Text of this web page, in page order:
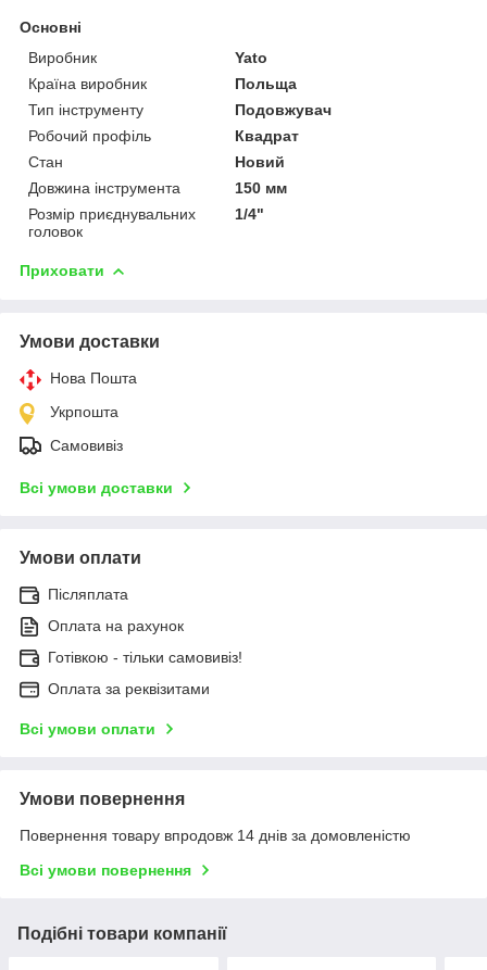
Основні
Виробник
Yato
Країна виробник
Польща
Тип інструменту
Подовжувач
Робочий профіль
Квадрат
Стан
Новий
Довжина інструмента
150 мм
Розмір приєднувальних
головок
1/4"
Приховати
Умови доставки
Нова Пошта
Укрпошта
Самовивіз
Всі умови доставки
Умови оплати
Післяплата
Оплата на рахунок
Готівкою - тільки самовивіз!
Оплата за реквізитами
Всі умови оплати
Умови повернення
Повернення товару впродовж 14 днів за домовленістю
Всі умови повернення
Подібні товари компанії